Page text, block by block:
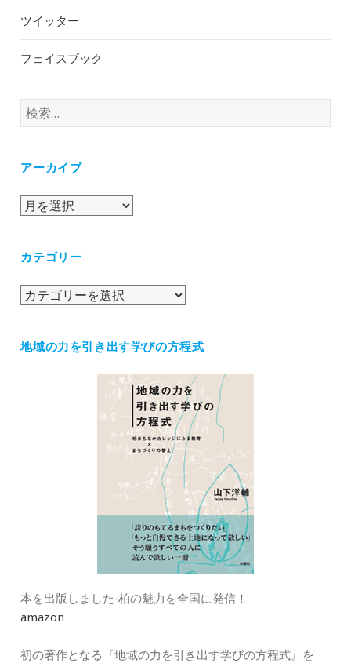
ツイッター
フェイスブック
検
索:
アーカイブ
ア
イ
カテゴリー
カ
リ
地域の力を引き出す学びの方程式
本を出版しました‐柏の魅力を全国に発信！
amazon
初の著作となる『地域の力を引き出す学びの方程式』を